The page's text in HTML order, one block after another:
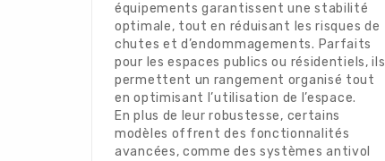
équipements garantissent une stabilité
optimale, tout en réduisant les risques de
chutes et d’endommagements. Parfaits
pour les espaces publics ou résidentiels, ils
permettent un rangement organisé tout
en optimisant l’utilisation de l’espace.
En plus de leur robustesse, certains
modèles offrent des fonctionnalités
avancées, comme des systèmes antivol